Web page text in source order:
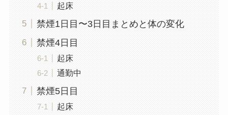
起床
禁煙1日目〜3日目まとめと体の変化
禁煙4日目
起床
通勤中
禁煙5日目
起床